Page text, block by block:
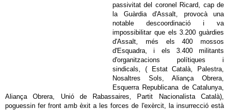
passivitat del coronel Ricard, cap de
la Guàrdia d'Assalt, provocà una
notable descoordinació i va
impossibilitar que els 3.200 guàrdies
d'Assalt, més els 400 mossos
d'Esquadra, i els 3.400 militants
d'organitzacions polítiques i
sindicals, ( Estat Català, Palestra,
Nosaltres Sols, Aliança Obrera,
Esquerra Republicana de Catalunya,
Aliança Obrera, Unió de Rabassaires, Partit Nacionalista Català),
poguessin fer front amb èxit a les forces de l'exèrcit, la insurrecció està